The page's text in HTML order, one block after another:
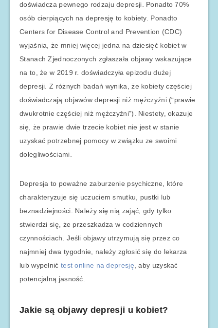
doświadcza pewnego rodzaju depresji. Ponadto 70%
osób cierpiących na depresję to kobiety. Ponadto
Centers for Disease Control and Prevention (CDC)
wyjaśnia, że mniej więcej jedna na dziesięć kobiet w
Stanach Zjednoczonych zgłaszała objawy wskazujące
na to, że w 2019 r. doświadczyła epizodu dużej
depresji. Z różnych badań wynika, że kobiety częściej
doświadczają objawów depresji niż mężczyźni (“prawie
dwukrotnie częściej niż mężczyźni”). Niestety, okazuje
się, że prawie dwie trzecie kobiet nie jest w stanie
uzyskać potrzebnej pomocy w związku ze swoimi
dolegliwościami.
Depresja to poważne zaburzenie psychiczne, które
charakteryzuje się uczuciem smutku, pustki lub
beznadziejności. Należy się nią zająć, gdy tylko
stwierdzi się, że przeszkadza w codziennych
czynnościach. Jeśli objawy utrzymują się przez co
najmniej dwa tygodnie, należy zgłosić się do lekarza
lub wypełnić test online na depresję , aby uzyskać
potencjalną jasność.
Jakie są objawy depresji u kobiet?